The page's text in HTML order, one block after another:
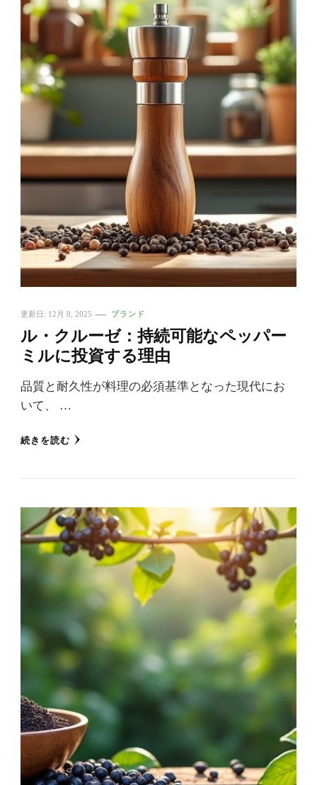
更新日: 12月 8, 2025 ブランド
ル・クルーゼ：持続可能なペッパー
ミルに投資する理由
品質と耐久性が料理の必須基準となった現代にお
いて、 …
続きを読む